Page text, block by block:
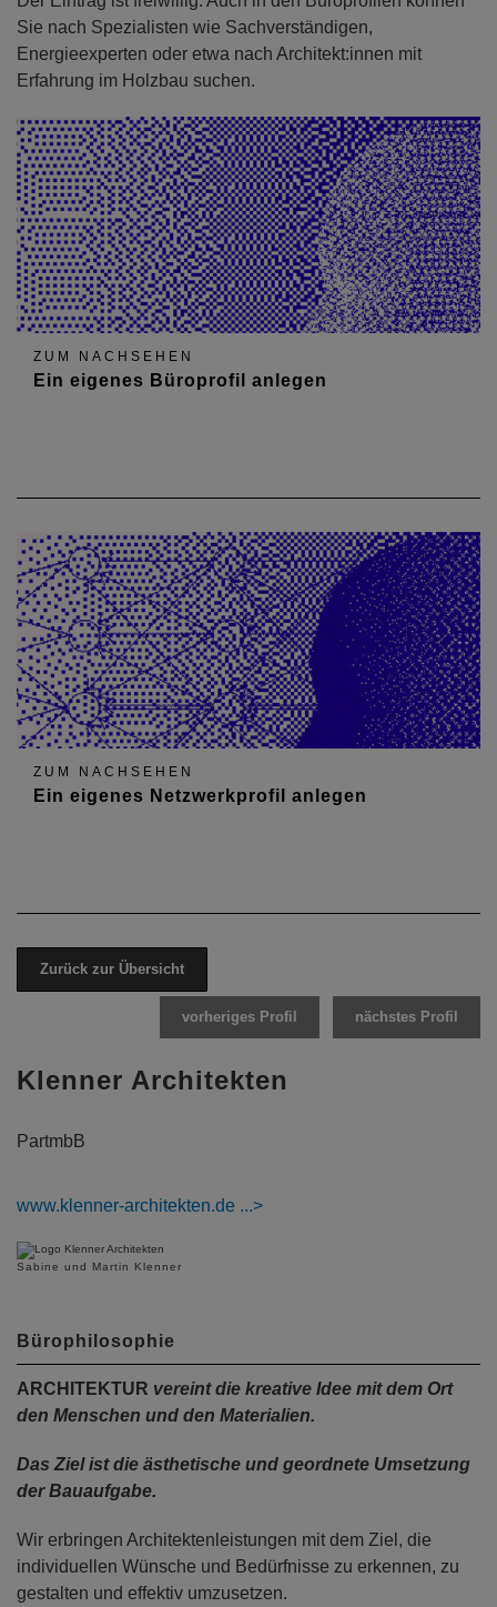
Sie nach Spezialisten wie Sachverständigen,
Energieexperten oder etwa nach Architekt:innen mit
Erfahrung im Holzbau suchen.
ZUM NACHSEHEN
Ein eigenes Büroprofil anlegen
ZUM NACHSEHEN
Ein eigenes Netzwerkprofil anlegen
Zurück zur Übersicht
vorheriges Profil nächstes Profil
Klenner Architekten
PartmbB
www.klenner-architekten.de
Sabine und Martin Klenner
Bürophilosophie
ARCHITEKTUR vereint die kreative Idee mit dem Ort
den Menschen und den Materialien.
Das Ziel ist die ästhetische und geordnete Umsetzung
der Bauaufgabe.
Wir erbringen Architektenleistungen mit dem Ziel, die
individuellen Wünsche und Bedürfnisse zu erkennen, zu
gestalten und effektiv umzusetzen.